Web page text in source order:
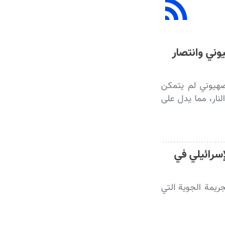
وانتصار
لم يتمكن
مما يدل على
في
الجوية التي